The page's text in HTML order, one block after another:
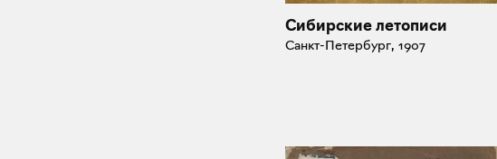
Сибирские летописи
Санкт-Петербург, 1907